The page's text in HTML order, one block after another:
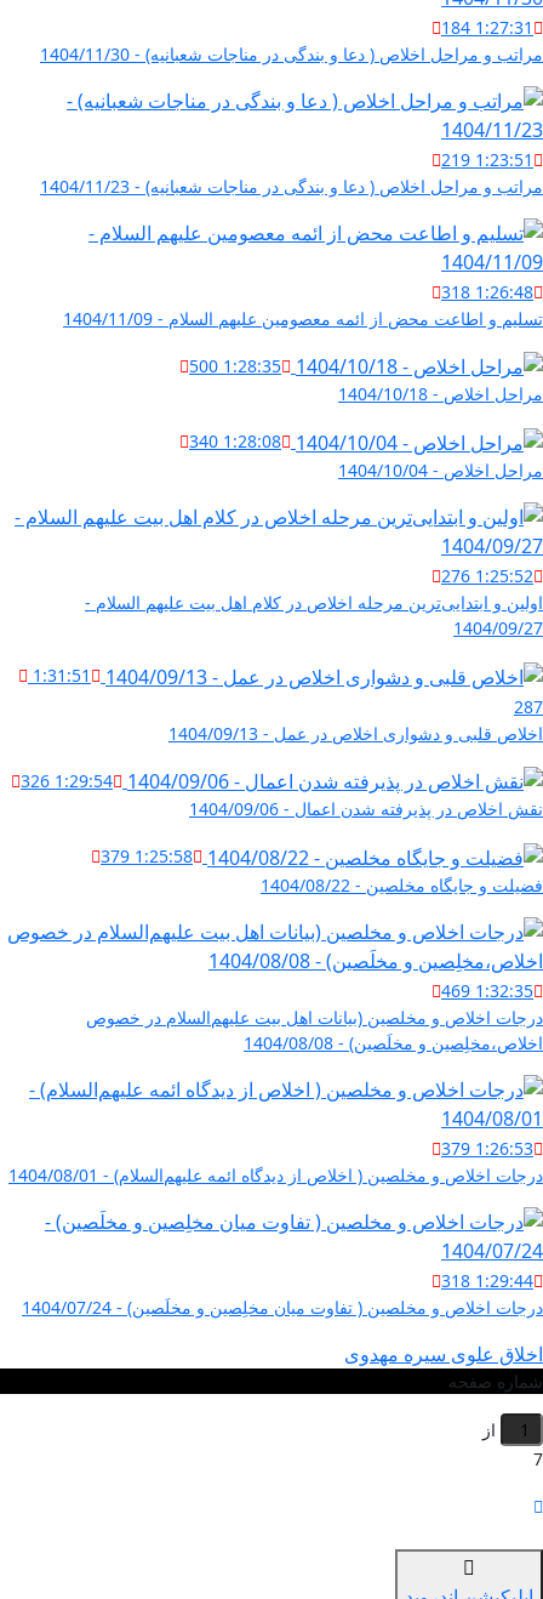
1:27:31
184
مراتب و مراحل اخلاص ( دعا و بندگی در مناجات شعبانیه) - 1404/11/30
1:23:51
219
مراتب و مراحل اخلاص ( دعا و بندگی در مناجات شعبانیه) - 1404/11/23
1:26:48
318
تسلیم و اطاعت محض از ائمه معصومین علیهم السلام - 1404/11/09
1:28:35
500
مراحل اخلاص - 1404/10/18
1:28:08
340
مراحل اخلاص - 1404/10/04
1:25:52
276
اولین و ابتدایی‌ترین مرحله اخلاص در کلام اهل بیت علیهم السلام -
1404/09/27
1:31:51
287
اخلاص قلبی و دشواری اخلاص در عمل - 1404/09/13
1:29:54
326
نقش اخلاص در پذیرفته شدن اعمال - 1404/09/06
1:25:58
379
فضیلت و جایگاه مخلصین - 1404/08/22
1:32:35
469
درجات اخلاص و مخلصین (بیانات اهل بیت علیهم‌السلام در خصوص
اخلاص،مخلِصین و مخلَصین) - 1404/08/08
1:26:53
379
درجات اخلاص و مخلصین ( اخلاص از دیدگاه ائمه علیهم‌السلام) - 1404/08/01
1:29:44
318
درجات اخلاص و مخلصین ( تفاوت میان مخلِصین و مخلَصین) - 1404/07/24
اخلاق علوی سیره مهدوی
شماره صفحه
از
7